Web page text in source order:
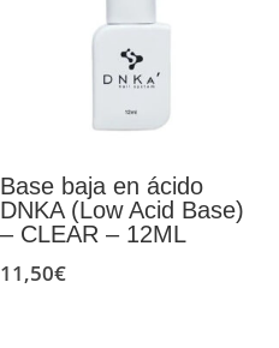
Base baja en ácido
DNKA (Low Acid Base)
– CLEAR – 12ML
11,50€